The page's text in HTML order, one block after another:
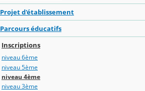
Projet d'établissement
Parcours éducatifs
Inscriptions
niveau 6ème
niveau 5ème
niveau 4ème
niveau 3ème